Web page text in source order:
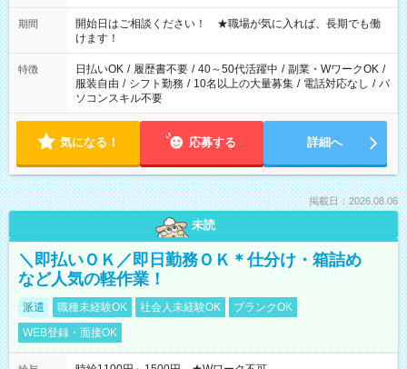
20:00 など 残業なし！ ※Wワークの場合、他のお仕事と合わせ
週40時間超の就業はご案内できません ※法令に基づき、週20時
間以上勤務は社会保険への加入対象となります ※労働者派遣法
（日雇い派遣の原則禁止）により、短時間・短期間の就業はご
案内が難しい場合があります
期間
開始日はご相談ください！ ★職場が気に入れば、長期でも働
けます！
特徴 日払いOK / 履歴書不要 / 40～50代活躍中 / 副業・WワークOK /
服装自由 / シフト勤務 / 10名以上の大量募集 / 電話対応なし / パ
ソコンスキル不要
気になる！ 応募する 詳細へ
掲載日：2026.08.06
未読
＼即払いＯＫ／即日勤務ＯＫ＊仕分け・箱詰め
など人気の軽作業！
派遣 職種未経験OK 社会人未経験OK
ブランクOK
WEB登録・面接OK